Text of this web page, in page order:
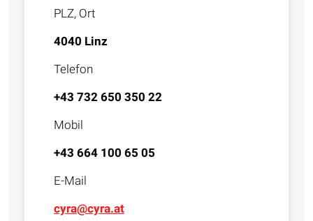
PLZ, Ort
4040 Linz
Telefon
+43 732 650 350 22
Mobil
+43 664 100 65 05
E-Mail
cyra@cyra.at